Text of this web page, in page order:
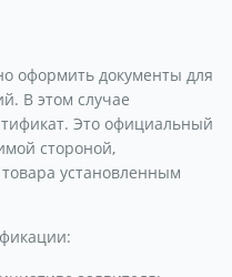
оформить документы для
В этом случае
Это официальный
стороной,
установленным